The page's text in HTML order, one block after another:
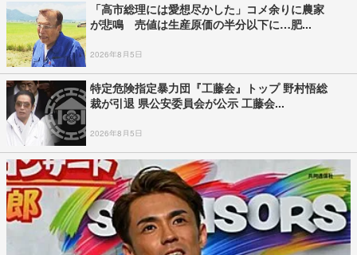
「高市総理には愛想尽かした」コメ余りに農家
が悲鳴 売値は生産原価の半分以下に…肥...
2026年8月5日
特定危険指定暴力団『工藤会』トップ 野村悟総
裁が引退 県公安委員会が公示 工藤会...
2026年8月5日